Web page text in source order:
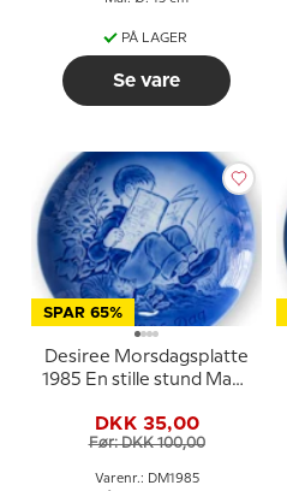
PÅ LAGER
Se vare
SPAR 65%
Desiree Morsdagsplatte
1985 En stille stund Mads
DKK 35,00
Før: DKK 100,00
Varenr.: DM1985